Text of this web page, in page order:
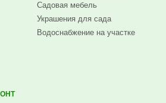
Садовая мебель
Украшения для сада
Водоснабжение на участке